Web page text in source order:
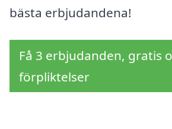
bästa erbjudandena!
Få 3 erbjudanden, gratis
förpliktelser